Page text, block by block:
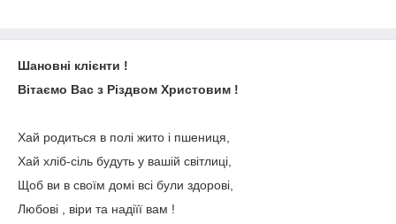
Шановні клієнти !
Вітаємо Вас з Різдвом Христовим !
Хай родиться в полі жито і пшениця,
Хай хліб-сіль будуть у вашій світлиці,
Щоб ви в своїм домі всі були здорові,
Любові , віри та надіїї вам !